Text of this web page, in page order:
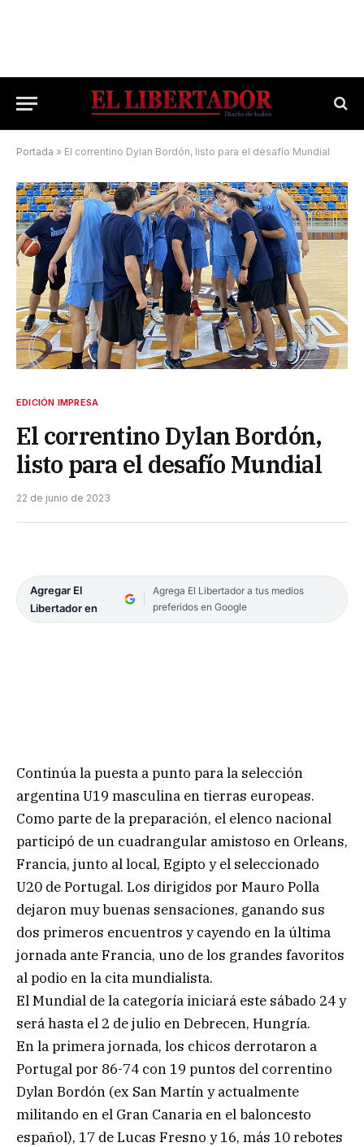
Portada » El correntino Dylan Bordón, listo para el desafío Mundial
EDICIÓN IMPRESA
El correntino Dylan Bordón,
listo para el desafío Mundial
22 de junio de 2023
Agregar El
Libertador en
Agrega El Libertador a tus medios
preferidos en Google
Continúa la puesta a punto para la selección
argentina U19 masculina en tierras europeas.
Como parte de la preparación, el elenco nacional
participó de un cuadrangular amistoso en Orleans,
Francia, junto al local, Egipto y el seleccionado
U20 de Portugal. Los dirigidos por Mauro Polla
dejaron muy buenas sensaciones, ganando sus
dos primeros encuentros y cayendo en la última
jornada ante Francia, uno de los grandes favoritos
al podio en la cita mundialista.
El Mundial de la categoría iniciará este sábado 24 y
será hasta el 2 de julio en Debrecen, Hungría.
En la primera jornada, los chicos derrotaron a
Portugal por 86-74 con 19 puntos del correntino
Dylan Bordón (ex San Martín y actualmente
militando en el Gran Canaria en el baloncesto
español), 17 de Lucas Fresno y 16, más 10 rebotes